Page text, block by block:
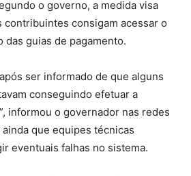
o governo, a medida visa
contribuintes consigam acessar o
das guias de pagamento.
ser informado de que alguns
conseguindo efetuar a
informou o governador nas redes
que equipes técnicas
eventuais falhas no sistema.